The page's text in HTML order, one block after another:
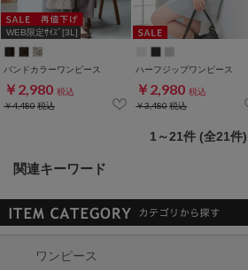
WEB限定ｻｲｽﾞ[3L]
バンドカラーワンピース
￥2,980 税込
￥4,480税込
ハーフジップワンピース
￥2,980 税込
￥3,480税込
1～21件 (全21件)
関連キーワード
ワンピース